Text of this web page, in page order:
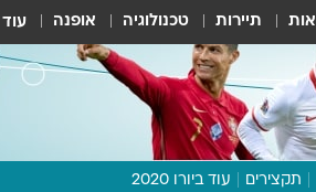
תיירות טכנולוגיה אופנה עוד
תקצירים עוד ביורו 2020